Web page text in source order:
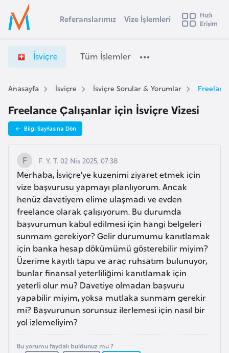
Ülke Seçimi
Başvuru yapmak istediğiniz ülkeyi seçin
Üye
Girişi
s
i
ç
V
i
z
e
İ
ş
l
e
m
l
e
r
i
e
t
Referanslarımız Vize İşlemleri
Hızlı
Erişim
İsviçre Tüm İşlemler
Anasayfa İsviçre İsviçre Sorular & Yorumlar
Freelance Çalışanlar için İsviçre Vizesi
Bilgi Sayfasına Dön
F. Y. T. 02 Nis 2025, 07:38
Merhaba, İsviçre’ye kuzenimi ziyaret etmek için
vize başvurusu yapmayı planlıyorum. Ancak
henüz davetiyem elime ulaşmadı ve evden
freelance olarak çalışıyorum. Bu durumda
başvurumun kabul edilmesi için hangi belgeleri
sunmam gerekiyor? Gelir durumumu kanıtlamak
için banka hesap dökümümü gösterebilir miyim?
Üzerime kayıtlı tapu ve araç ruhsatım bulunuyor,
bunlar finansal yeterliliğimi kanıtlamak için
yeterli olur mu? Davetiye olmadan başvuru
yapabilir miyim, yoksa mutlaka sunmam gerekir
mi? Başvurunun sorunsuz ilerlemesi için nasıl bir
yol izlemeliyim?
Bu yorumu faydalı buldunuz mu ?
s
t
r
a
A
u
s
t
u
r
y
a
A
z
e
r
b
a
y